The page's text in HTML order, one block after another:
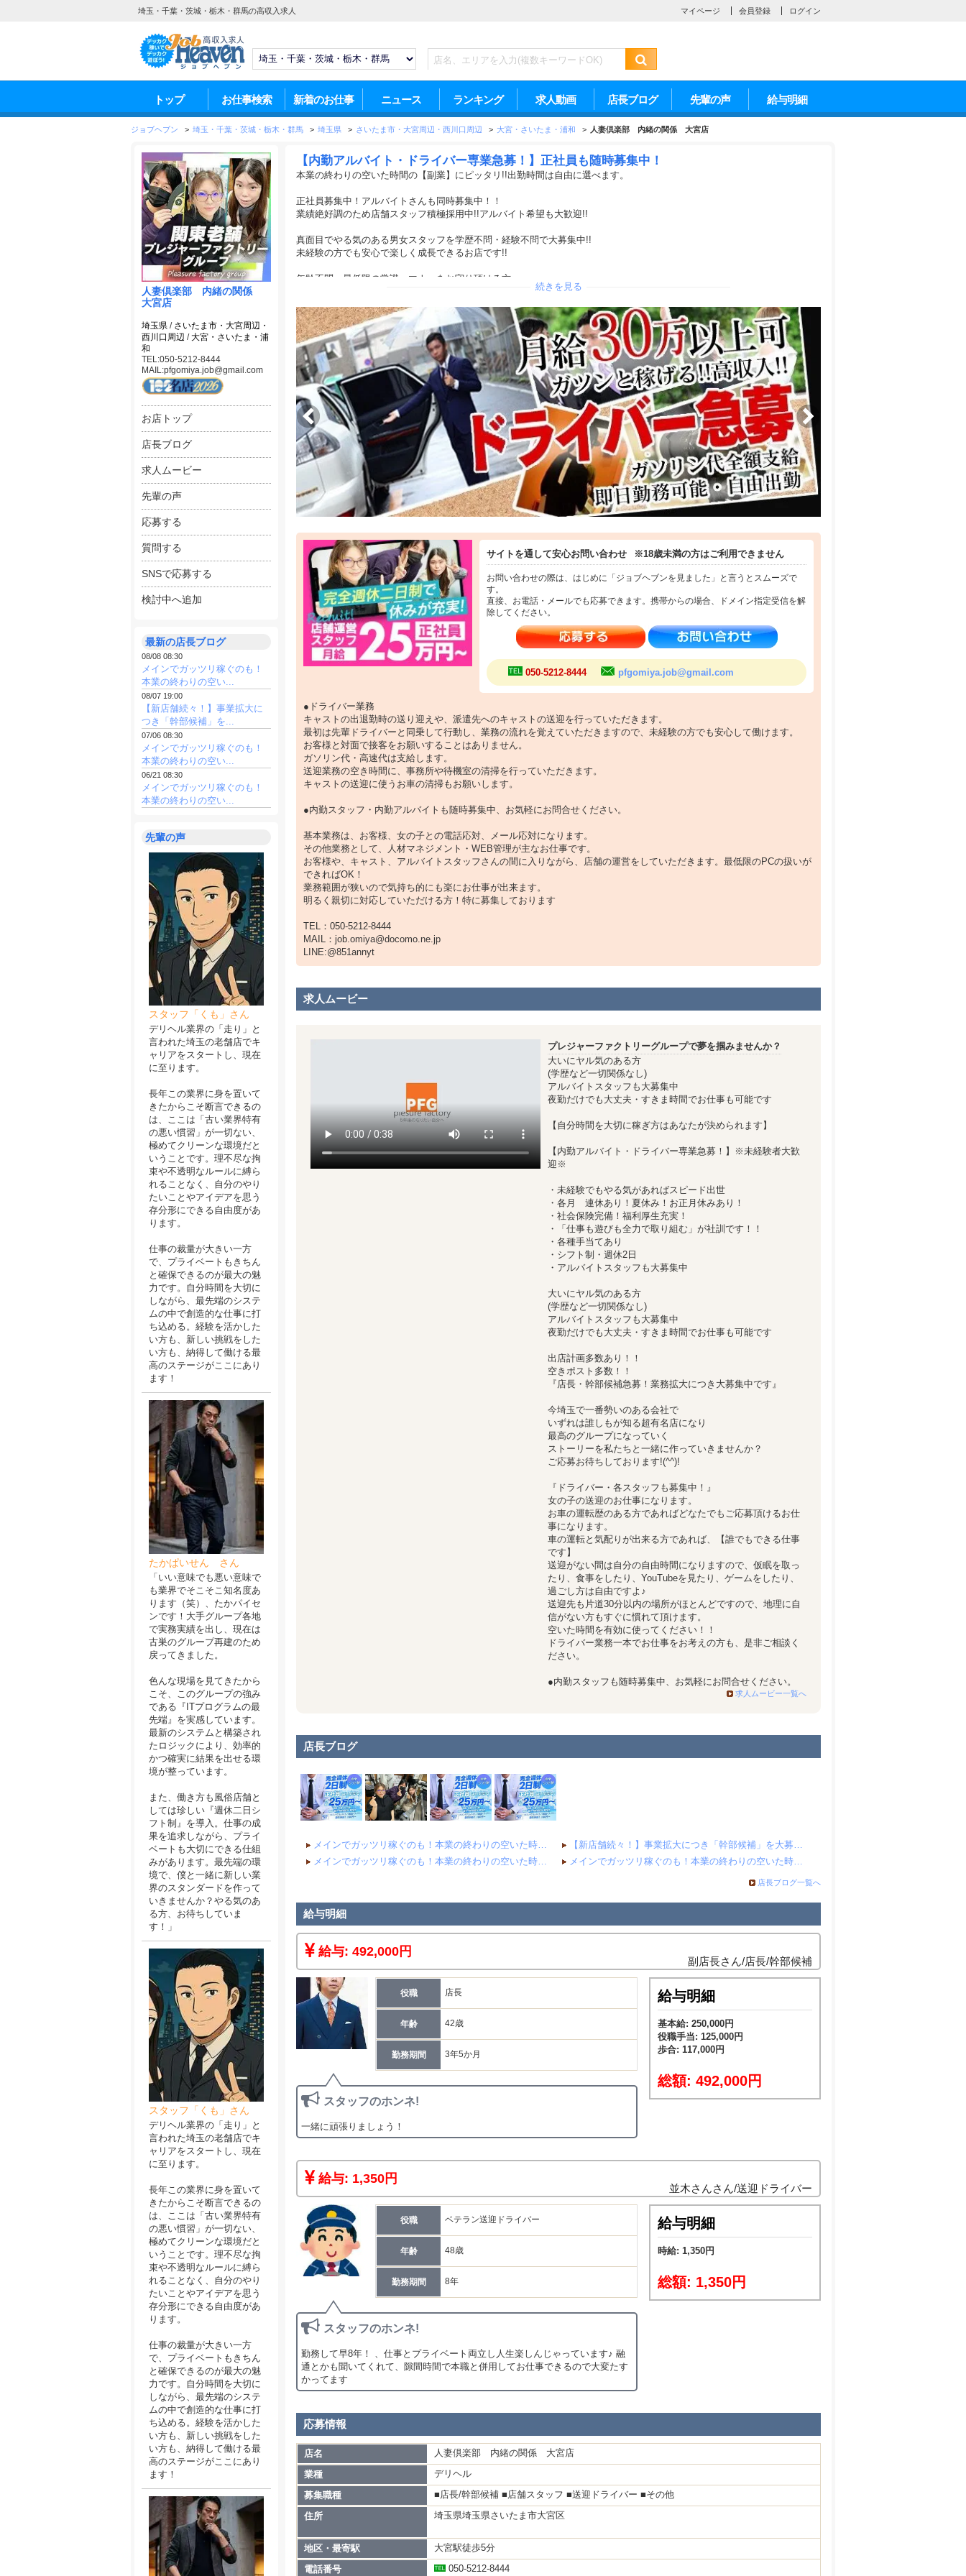
埼玉・千葉・茨城・栃木・群馬の高収入求人 マイページ 会員登録 ログイン
トップ お仕事検索 新着のお仕事 ニュース ランキング 求人動画 店長ブログ 先輩の声 給与明細
ジョブヘブン > 埼玉・千葉・茨城・栃木・群馬 > 埼玉県 > さいたま市・大宮周辺・西川口周辺 > 大宮・さいたま・浦和 > 人妻倶楽部 内緒の関係 大宮店
人妻倶楽部 内緒の関係
大宮店
埼玉県 / さいたま市・大宮周辺・
西川口周辺 /大宮・さいたま・浦
和
TEL:050-5212-8444
MAIL:pfgomiya.job@gmail.com
お店トップ
店長ブログ
求人ムービー
先輩の声
応募する
質問する
SNSで応募する
検討中へ追加
最新の店長ブログ
08/08 08:30
メインでガッツリ稼ぐのも！
本業の終わりの空い...
08/07 19:00
【新店舗続々！】事業拡大に
つき「幹部候補」を...
07/06 08:30
メインでガッツリ稼ぐのも！
本業の終わりの空い...
06/21 08:30
メインでガッツリ稼ぐのも！
本業の終わりの空い...
先輩の声
スタッフ「くも」さん
デリヘル業界の「走り」と
言われた埼玉の老舗店でキ
ャリアをスタートし、現在
に至ります。
長年この業界に身を置いて
きたからこそ断言できるの
は、ここは「古い業界特有
の悪い慣習」が一切ない、
極めてクリーンな環境だと
いうことです。理不尽な拘
束や不透明なルールに縛ら
れることなく、自分のやり
たいことやアイデアを思う
存分形にできる自由度があ
ります。
仕事の裁量が大きい一方
で、プライベートもきちん
と確保できるのが最大の魅
力です。自分時間を大切に
しながら、最先端のシステ
ムの中で創造的な仕事に打
ち込める。経験を活かした
い方も、新しい挑戦をした
い方も、納得して働ける最
高のステージがここにあり
ます！
たかぱいせん さん
「いい意味でも悪い意味で
も業界でそこそこ知名度あ
ります（笑）、たかパイセ
ンです！大手グループ各地
で実務実績を出し、現在は
古巣のグループ再建のため
戻ってきました。
色んな現場を見てきたから
こそ、このグループの強み
である『ITプログラムの最
先端』を実感しています。
最新のシステムと構築され
たロジックにより、効率的
かつ確実に結果を出せる環
境が整っています。
また、働き方も風俗店舗と
しては珍しい『週休二日シ
フト制』を導入。仕事の成
果を追求しながら、プライ
ベートも大切にできる仕組
みがあります。最先端の環
境で、僕と一緒に新しい業
界のスタンダードを作って
いきませんか？やる気のあ
る方、お待ちしていま
す！」
スタッフ「くも」さん
デリヘル業界の「走り」と
言われた埼玉の老舗店でキ
ャリアをスタートし、現在
に至ります。
長年この業界に身を置いて
きたからこそ断言できるの
は、ここは「古い業界特有
の悪い慣習」が一切ない、
極めてクリーンな環境だと
いうことです。理不尽な拘
束や不透明なルールに縛ら
れることなく、自分のやり
たいことやアイデアを思う
存分形にできる自由度があ
ります。
仕事の裁量が大きい一方
で、プライベートもきちん
と確保できるのが最大の魅
力です。自分時間を大切に
しながら、最先端のシステ
ムの中で創造的な仕事に打
ち込める。経験を活かした
い方も、新しい挑戦をした
い方も、納得して働ける最
高のステージがここにあり
ます！
【内勤アルバイト・ドライバー専業急募！】正社員も随時募集中！
本業の終わりの空いた時間の【副業】にピッタリ!!出勤時間は自由に選べます。
正社員募集中！アルバイトさんも同時募集中！！
業績絶好調のため店舗スタッフ積極採用中!!アルバイト希望も大歓迎!!
真面目でやる気のある男女スタッフを学歴不問・経験不問で大募集中!!
未経験の方でも安心で楽しく成長できるお店です!!
年齢不問 最低限の常識、マナーをお守り頂ける方
向上心を持ち、お店を大きくしていける「仲間」を募集しています。
都合に合う勤務時間、働きたい日数など柔軟に対応しています。
学生さんはテスト期間中のお休みも可能です。
＝＝＝＝＝＝＝＝
『各スタッフもアルバイト（副業・学生）募集中！』
週1日・1日3時間～でOK！
18歳以上（高校生不可）～50歳位まで募集しております！
休日もご希望通り取得可能。
ご都合に合わせた柔軟なシフト調整が可能ですので、
学生さんのアルバイトや副業のお仕事としておススメです。
■スタッフ（アルバイト）
・時給1200円～1400円以上
・日給１万円以上可能
『ドライバー・募集中！』
女の子の送迎のお仕事になります。
お車の運転歴のある方であればどなたでもご応募頂けるお仕事になります。
■ドライバースタッフ（アルバイト）
・時給1150円～1300円以上
・日給１万円以上可能
・ガソリン代別途全額支給
・研修有り
LINE:@851annyt
続きを見る
サイトを通して安心お問い合わせ ※18歳未満の方はご利用できません
お問い合わせの際は、はじめに「ジョブヘブンを見ました」と言うとスムーズで
す。
直接、お電話・メールでも応募できます。携帯からの場合、ドメイン指定受信を解
除してください。
050-5212-8444 pfgomiya.job@gmail.com
●ドライバー業務
キャストの出退勤時の送り迎えや、派遣先へのキャストの送迎を行っていただきます。
最初は先輩ドライバーと同乗して行動し、業務の流れを覚えていただきますので、未経験の方でも安心して働けます。
お客様と対面で接客をお願いすることはありません。
ガソリン代・高速代は支給します。
送迎業務の空き時間に、事務所や待機室の清掃を行っていただきます。
キャストの送迎に使うお車の清掃もお願いします。
●内勤スタッフ・内勤アルバイトも随時募集中、お気軽にお問合せください。
基本業務は、お客様、女の子との電話応対、メール応対になります。
その他業務として、人材マネジメント・WEB管理が主なお仕事です。
お客様や、キャスト、アルバイトスタッフさんの間に入りながら、店舗の運営をしていただきます。最低限のPCの扱いが
できればOK！
業務範囲が狭いので気持ち的にも楽にお仕事が出来ます。
明るく親切に対応していただける方！特に募集しております
TEL：050-5212-8444
MAIL：job.omiya@docomo.ne.jp
LINE:@851annyt
求人ムービー
プレジャーファクトリーグループで夢を掴みませんか？
大いにヤル気のある方
(学歴など一切関係なし)
アルバイトスタッフも大募集中
夜勤だけでも大丈夫・すきま時間でお仕事も可能です
【自分時間を大切に稼ぎ方はあなたが決められます】
【内勤アルバイト・ドライバー専業急募！】※未経験者大歓
迎※
・未経験でもやる気があればスピード出世
・各月 連休あり！夏休み！お正月休みあり！
・社会保険完備！福利厚生充実！
・「仕事も遊びも全力で取り組む」が社訓です！！
・各種手当てあり
・シフト制・週休2日
・アルバイトスタッフも大募集中
大いにヤル気のある方
(学歴など一切関係なし)
アルバイトスタッフも大募集中
夜勤だけでも大丈夫・すきま時間でお仕事も可能です
出店計画多数あり！！
空きポスト多数！！
『店長・幹部候補急募！業務拡大につき大募集中です』
今埼玉で一番勢いのある会社で
いずれは誰しもが知る超有名店になり
最高のグループになっていく
ストーリーを私たちと一緒に作っていきませんか？
ご応募お待ちしております!(^^)!
『ドライバー・各スタッフも募集中！』
女の子の送迎のお仕事になります。
お車の運転歴のある方であればどなたでもご応募頂けるお仕
事になります。
車の運転と気配りが出来る方であれば、【誰でもできる仕事
です】
送迎がない間は自分の自由時間になりますので、仮眠を取っ
たり、食事をしたり、YouTubeを見たり、ゲームをしたり、
過ごし方は自由ですよ♪
送迎先も片道30分以内の場所がほとんどですので、地理に自
信がない方もすぐに慣れて頂けます。
空いた時間を有効に使ってください！！
ドライバー業務一本でお仕事をお考えの方も、是非ご相談く
ださい。
●内勤スタッフも随時募集中、お気軽にお問合せください。
求人ムービー一覧へ
店長ブログ
メインでガッツリ稼ぐのも！本業の終わりの空いた時間の副業にも！【出勤時間は自由に選べます。】
【新店舗続々！】事業拡大につき「幹部候補」を大募集！あなたの力を試してみませんか？
メインでガッツリ稼ぐのも！本業の終わりの空いた時間の副業にも！【出勤時間は自由に選べます。】
メインでガッツリ稼ぐのも！本業の終わりの空いた時間の副業にも！【出勤時間は自由に選べます。】
店長ブログ一覧へ
給与明細
給与: 492,000円
副店長さん/店長/幹部候補
役職 店長
年齢 42歳
勤務期間 3年5か月
スタッフのホンネ!
一緒に頑張りましょう！
給与明細
基本給: 250,000円
役職手当: 125,000円
歩合: 117,000円
総額: 492,000円
給与: 1,350円
並木さんさん/送迎ドライバー
役職 ベテラン送迎ドライバー
年齢 48歳
勤務期間 8年
スタッフのホンネ!
勤務して早8年！ 、仕事とプライベート両立し人生楽しんじゃっています♪ 融
通とかも聞いてくれて、隙間時間で本職と併用してお仕事できるので大変たす
かってます
給与明細
時給: 1,350円
総額: 1,350円
応募情報
店名
人妻倶楽部 内緒の関係 大宮店
業種
デリヘル
募集職種
■店長/幹部候補 ■店舗スタッフ ■送迎ドライバー ■その他
住所
埼玉県埼玉県さいたま市大宮区
地区・最寄駅
大宮駅徒歩5分
電話番号
050-5212-8444